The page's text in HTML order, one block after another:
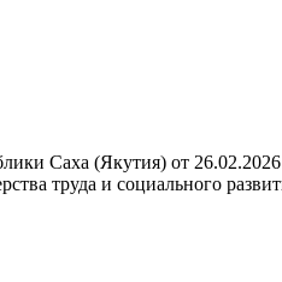
Саха (Якутия) от
труда и социального